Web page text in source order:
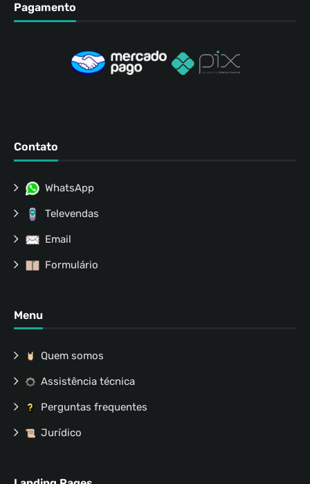
Pagamento
Contato
WhatsApp
Televendas
Email
Formulário
Menu
Quem somos
Assistência técnica
Perguntas frequentes
Jurídico